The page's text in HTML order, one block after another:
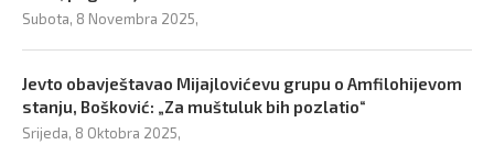
Subota, 8 Novembra 2025,
Jevto obavještavao Mijajlovićevu grupu o Amfilohijevom
stanju, Bošković: „Za muštuluk bih pozlatio“
Srijeda, 8 Oktobra 2025,